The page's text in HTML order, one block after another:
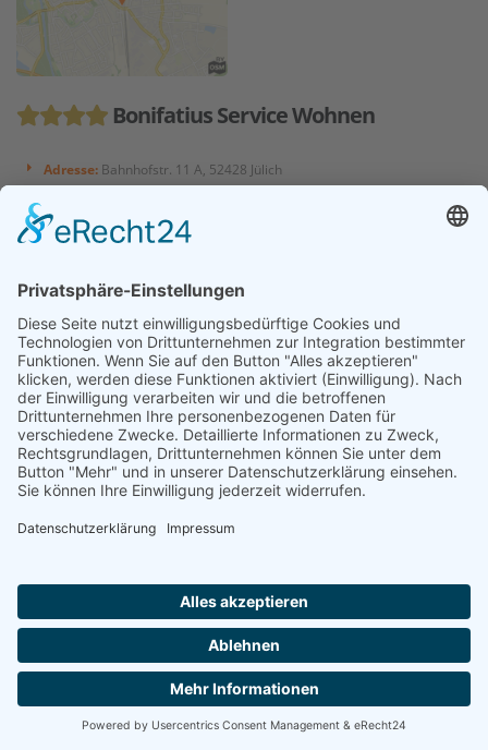
Bonifatius Service Wohnen
Adresse: Bahnhofstr. 11 A, 52428 Jülich
Entfernung: 68 km
Seniorenwohnungen/-wohnanlage
Bonifatius Service-Wohnen, Jülich Ihr neues zu Hause in der
Herzogstadt Jülich – unser Konzept des Service-Wohnens bei
Bonifatius Jülich. Wer älter wird, weiß jede Hilfe sehr zu schätzen und
möchte sein Leben doch weitestgehend unabhängig...
Kontakt aufnehmen
Sie suchen einen Platz in einer Seniorenresidenz?
Wir sind auch telefonisch für Sie da und helfen.
Montag-Freitag von 8:00 - 16:30 Uhr
0800 800 666 0